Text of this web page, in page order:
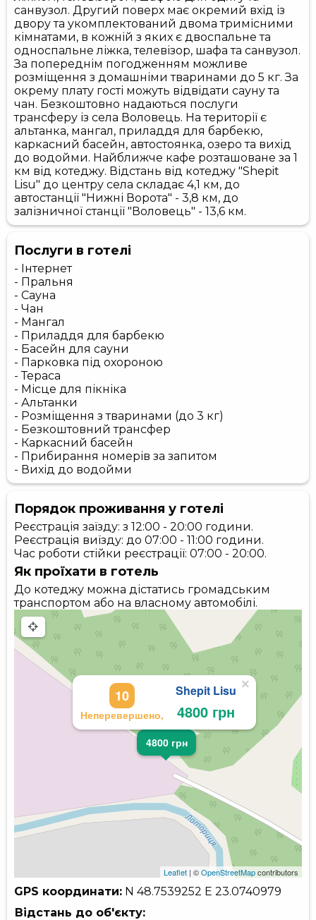
санвузол. Другий поверх має окремий вхід із
двору та укомплектований двома тримісними
кімнатами, в кожній з яких є двоспальне та
односпальне ліжка, телевізор, шафа та санвузол.
За попереднім погодженням можливе
розміщення з домашніми тваринами до 5 кг. За
окрему плату гості можуть відвідати сауну та
чан. Безкоштовно надаються послуги
трансферу із села Воловець. На території є
альтанка, мангал, приладдя для барбекю,
каркасний басейн, автостоянка, озеро та вихід
до водойми. Найближче кафе розташоване за 1
км від котеджу. Відстань від котеджу "Shepit
Lisu" до центру села складає 4,1 км, до
автостанції "Нижні Ворота" - 3,8 км, до
залізничної станції "Воловець" - 13,6 км.
Послуги в готелі
- Інтернет
- Пральня
- Сауна
- Чан
- Мангал
- Приладдя для барбекю
- Басейн для сауни
- Парковка під охороною
- Тераса
- Місце для пікніка
- Альтанки
- Розміщення з тваринами (до 3 кг)
- Безкоштовний трансфер
- Каркасний басейн
- Прибирання номерів за запитом
- Вихід до водойми
Порядок проживання у готелі
Реєстрація заїзду: з 12:00 - 20:00 години.
Реєстрація виїзду: до 07:00 - 11:00 години.
Час роботи стійки реєстрації: 07:00 - 20:00.
Як проїхати в готель
До котеджу можна дістатись громадським
транспортом або на власному автомобілі.
4800 грн
Неперевершено,
10 Shepit Lisu
4800 грн
×
Leaflet | ©OpenStreetMapcontributors
GPS координати: N 48.7539252 E 23.0740979
Відстань до об'єкту: